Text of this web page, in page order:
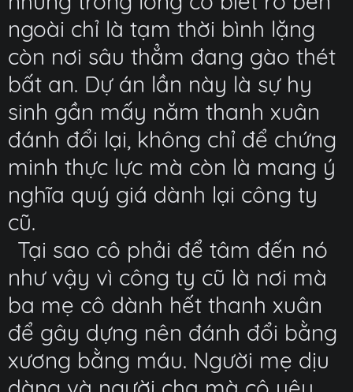
ngoài chỉ là tạm thời bình lặng
còn nơi sâu thẳm đang gào thét
bất an. Dự án lần này là sự hy
sinh gần mấy năm thanh xuân
đánh đổi lại, không chỉ để chứng
minh thực lực mà còn là mang ý
nghĩa quý giá dành lại công ty
cũ.
Tại sao cô phải để tâm đến nó
như vậy vì công ty cũ là nơi mà
ba mẹ cô dành hết thanh xuân
để gây dựng nên đánh đổi bằng
xương bằng máu. Người mẹ dịu